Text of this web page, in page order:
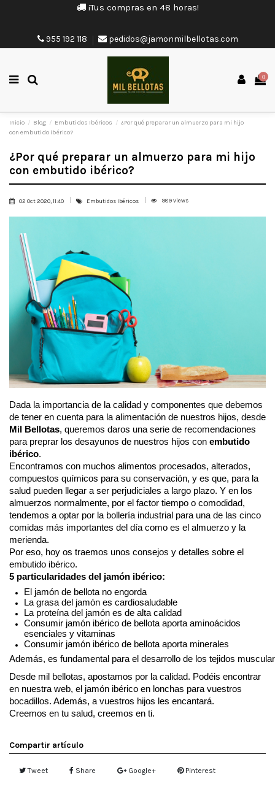
¡Tus compras en 48 horas!
955 192 118 pedidos@jamonmilbellotas.com
0
Inicio Blog Embutidos Ibéricos
¿Por qué preparar un almuerzo para mi hijo
con embutido ibérico?
¿Por qué preparar un almuerzo para mi hijo
con embutido ibérico?
02 Oct 2020, 11:40 Embutidos Ibéricos 989 views
Dada la importancia de la calidad y componentes que debemos
Mil Bellotas, queremos daros una serie de recomendaciones
para preprar los desayunos de nuestros hijos con embutido
ibérico.
Encontramos con muchos alimentos procesados, alterados,
compuestos químicos para su conservación, y es que, para la
salud pueden llegar a ser perjudiciales a largo plazo. Y en los
almuerzos normalmente, por el factor tiempo o comodidad,
tendemos a optar por la bollería industrial para una de las cinco
comidas más importantes del día como es el almuerzo y la
merienda.
Por eso, hoy os traemos unos consejos y detalles sobre el
embutido ibérico.
5 particularidades del jamón ibérico:
El jamón de bellota no engorda
La grasa del jamón es cardiosaludable
La proteína del jamón es de alta calidad
Consumir jamón ibérico de bellota aporta aminoácidos
esenciales y vitaminas
Consumir jamón ibérico de bellota aporta minerales
Además, es fundamental para el desarrollo de los tejidos
Desde mil bellotas, apostamos por la calidad. Podéis encontrar
en nuestra web, el jamón ibérico en lonchas para vuestros
bocadillos. Además, a vuestros hijos les encantará.
Creemos en tu salud, creemos en ti.
Compartir artículo
Tweet Share Google+ Pinterest